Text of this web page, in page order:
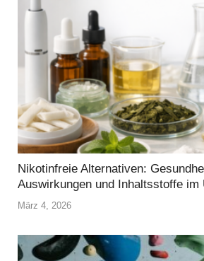
Nikotinfreie Alternativen:
Auswirkungen und Inhaltsstoffe im
März 4, 2026